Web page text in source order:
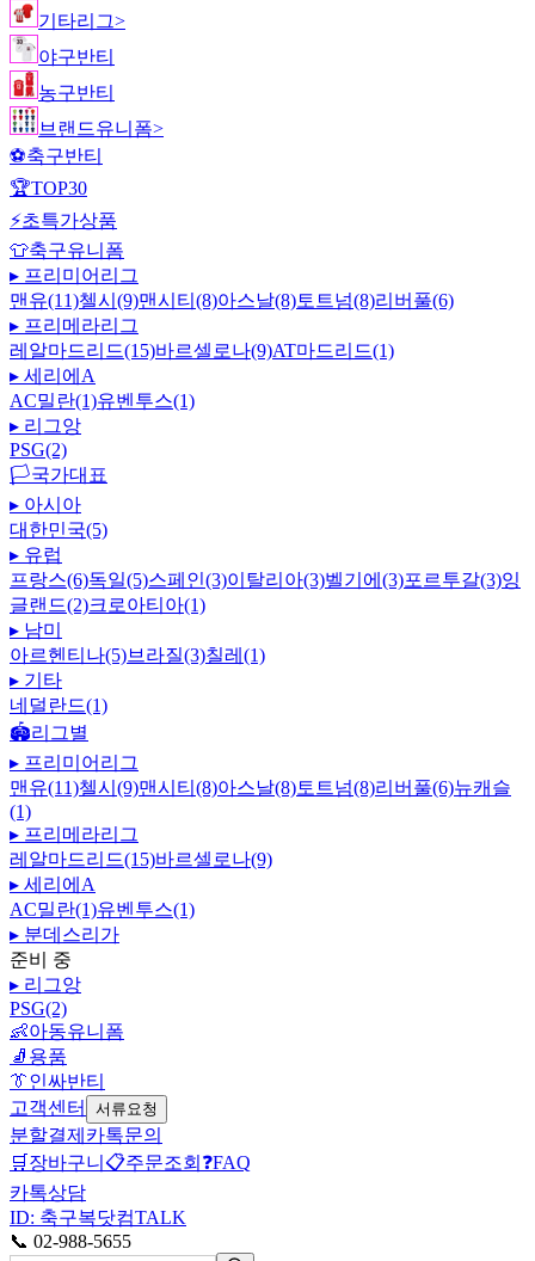
기타리그>
야구반티
농구반티
브랜드유니폼>
⚽축구반티
🏆TOP30
⚡초특가상품
👕축구유니폼
▸ 프리미어리그
맨유(11)첼시(9)맨시티(8)아스날(8)토트넘(8)리버풀(6)
▸ 프리메라리그
레알마드리드(15)바르셀로나(9)AT마드리드(1)
▸ 세리에A
AC밀란(1)유벤투스(1)
▸ 리그앙
PSG(2)
🏳️국가대표
▸ 아시아
대한민국(5)
▸ 유럽
프랑스(6)독일(5)스페인(3)이탈리아(3)벨기에(3)포르투갈(3)잉
글랜드(2)크로아티아(1)
▸ 남미
아르헨티나(5)브라질(3)칠레(1)
▸ 기타
네덜란드(1)
🏟️리그별
▸ 프리미어리그
맨유(11)첼시(9)맨시티(8)아스날(8)토트넘(8)리버풀(6)뉴캐슬
(1)
▸ 프리메라리그
레알마드리드(15)바르셀로나(9)
▸ 세리에A
AC밀란(1)유벤투스(1)
▸ 분데스리가
준비 중
▸ 리그앙
PSG(2)
👶아동유니폼
🧦 용품
👔인싸반티
고객센터
서류요청
분할결제 카톡문의
🛒 장바구니 📋주문조회 ❓FAQ
카톡상담
ID: 축구복닷컴TALK
📞 02-988-5655